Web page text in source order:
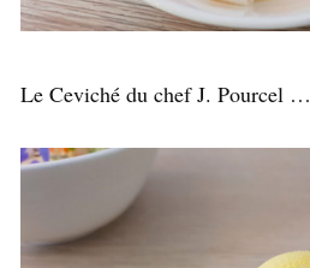
Le Ceviché du chef J. Pourcel …